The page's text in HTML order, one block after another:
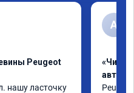
Peugeot
нашу ласточку
А
«Чип